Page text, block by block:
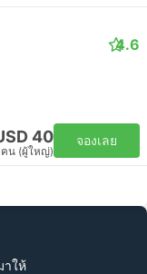
4.6
40
น (ผู้ใหญ่)
จองเลย
าให้